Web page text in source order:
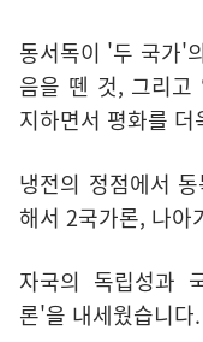
동서독이 '두 국가'
음을 뗀 것, 그리고
지하면서 평화를
냉전의 정점에서
해서 2국가론, 나아
자국의 독립성과
론'을 내세웠습니다.